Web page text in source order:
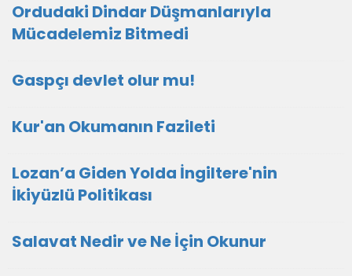
Ordudaki Dindar Düşmanlarıyla
Mücadelemiz Bitmedi
Gaspçı devlet olur mu!
Kur'an Okumanın Fazileti
Lozan’a Giden Yolda İngiltere'nin
İkiyüzlü Politikası
Salavat Nedir ve Ne İçin Okunur